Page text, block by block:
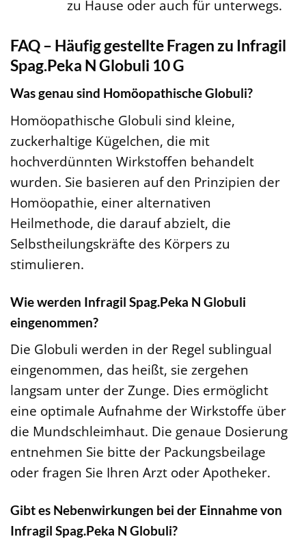
zu Hause oder auch für unterwegs.
FAQ – Häufig gestellte Fragen zu Infragil
Spag.Peka N Globuli 10 G
Was genau sind Homöopathische Globuli?
Homöopathische Globuli sind kleine,
zuckerhaltige Kügelchen, die mit
hochverdünnten Wirkstoffen behandelt
wurden. Sie basieren auf den Prinzipien der
Homöopathie, einer alternativen
Heilmethode, die darauf abzielt, die
Selbstheilungskräfte des Körpers zu
stimulieren.
Wie werden Infragil Spag.Peka N Globuli
eingenommen?
Die Globuli werden in der Regel sublingual
eingenommen, das heißt, sie zergehen
langsam unter der Zunge. Dies ermöglicht
eine optimale Aufnahme der Wirkstoffe über
die Mundschleimhaut. Die genaue Dosierung
entnehmen Sie bitte der Packungsbeilage
oder fragen Sie Ihren Arzt oder Apotheker.
Gibt es Nebenwirkungen bei der Einnahme von
Infragil Spag.Peka N Globuli?